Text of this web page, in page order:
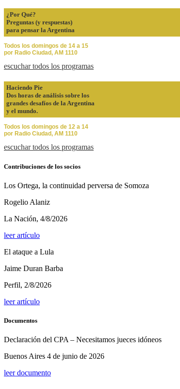
¿Por Qué?
Preguntas (y respuestas)
para pensar la Argentina
Todos los domingos de 14 a 15
por Radio Ciudad, AM 1110
escuchar todos los programas
Haciendo Pie
Dos horas de análisis sobre los
grandes desafíos de la Argentina
y el mundo.
Todos los domingos de 12 a 14
por Radio Ciudad, AM 1110
escuchar todos los programas
Contribuciones de los socios
Los Ortega, la continuidad perversa de Somoza
Rogelio Alaniz
La Nación, 4/8/2026
leer artículo
El ataque a Lula
Jaime Duran Barba
Perfil, 2/8/2026
leer artículo
Documentos
Declaración del CPA – Necesitamos jueces idóneos
Buenos Aires 4 de junio de 2026
leer documento